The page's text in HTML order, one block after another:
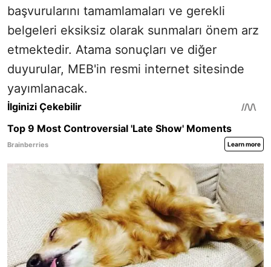
başvurularını tamamlamaları ve gerekli
belgeleri eksiksiz olarak sunmaları önem arz
etmektedir. Atama sonuçları ve diğer
duyurular, MEB'in resmi internet sitesinde
yayımlanacak.